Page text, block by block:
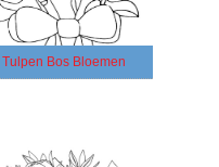
Tulpen Bos Bloemen